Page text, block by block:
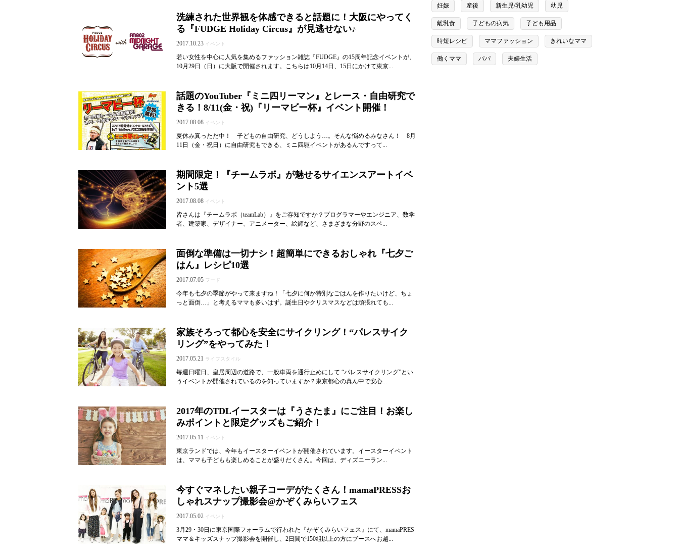
洗練された世界観を体感できると話題に！大阪にやってく
る『FUDGE Holiday Circus』が見逃せない♪
2017.10.23 イベント
若い女性を中心に人気を集めるファッション雑誌『FUDGE』の15周年記念イベントが、
10月29日（日）に大阪で開催されます。こちらは10月14日、15日にかけて東京...
話題のYouTuber『ミニ四リーマン』とレース・自由研究で
きる！8/11(金・祝)『リーマビー杯』イベント開催！
2017.08.08 イベント
夏休み真っただ中！ 子どもの自由研究、どうしよう…。そんな悩めるみなさん！ 8月
11日（金・祝日）に自由研究もできる、ミニ四駆イベントがあるんですって...
期間限定！『チームラボ』が魅せるサイエンスアートイベ
ント5選
2017.08.08 イベント
皆さんは『チームラボ（teamLab）』をご存知ですか？プログラマーやエンジニア、数学
者、建築家、デザイナー、アニメーター、絵師など、さまざまな分野のスペ...
面倒な準備は一切ナシ！超簡単にできるおしゃれ『七夕ご
はん』レシピ10選
2017.07.05 フード
今年も七夕の季節がやって来ますね！「七夕に何か特別なごはんを作りたいけど、ちょ
っと面倒…」と考えるママも多いはず。誕生日やクリスマスなどは頑張れても...
家族そろって都心を安全にサイクリング！“パレスサイク
リング”をやってみた！
2017.05.21 ライフスタイル
毎週日曜日、皇居周辺の道路で、一般車両を通行止めにして “パレスサイクリング”とい
うイベントが開催されているのを知っていますか？東京都心の真ん中で安心...
2017年のTDLイースターは『うさたま』にご注目！お楽し
みポイントと限定グッズもご紹介！
2017.05.11 イベント
東京ランドでは、今年もイースターイベントが開催されています。イースターイベント
は、ママも子どもも楽しめることが盛りだくさん。今回は、ディズニーラン...
今すぐマネしたい親子コーデがたくさん！mamaPRESSお
しゃれスナップ撮影会@かぞくみらいフェス
2017.05.02 イベント
3月29・30日に東京国際フォーラムで行われた『かぞくみらいフェス』にて、mamaPRES
ママ＆キッズスナップ撮影会を開催し、2日間で150組以上の方にブースへお越...
妊娠 産後 新生児/乳幼児 幼児
離乳食 子どもの病気 子ども用品
時短レシピ ママファッション きれいなママ
働くママ パパ 夫婦生活